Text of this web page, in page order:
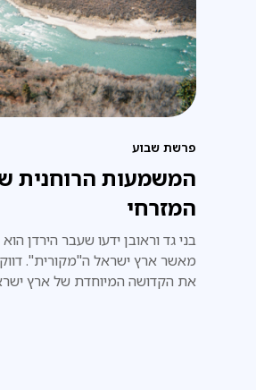
פרשת שבוע
המשמעות הרוחנית
המזרחי
בני גד וראובן ידעו שעבר הירדן
מאשר ארץ ישראל ה"מקורית".
את הקדושה המיוחדת של ארץ